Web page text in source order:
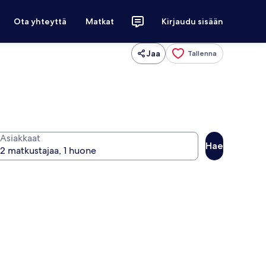
Ota yhteyttä Matkat Kirjaudu sisään
Jaa Tallenna
Asiakkaat
Hae